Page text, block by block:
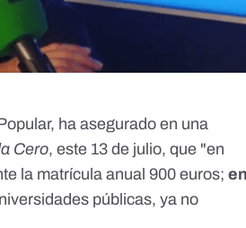
ha asegurado en una
Cero, este 13 de julio, que "en
la matrícula anual 900 euros;en
públicas, ya no